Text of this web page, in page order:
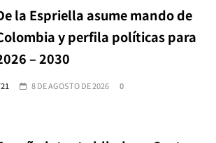
la Espriella asume mando de
y perfila políticas para
– 2030
8 DE AGOSTO DE 2026 0